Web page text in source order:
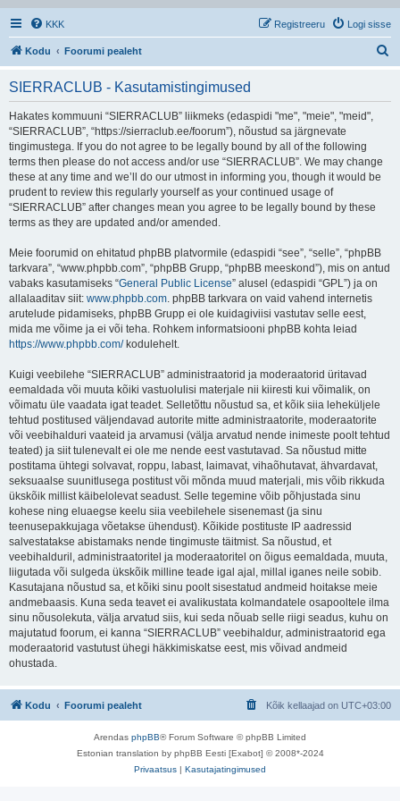
KKK Logi sisse
Registreeru
Kodu Foorumi pealeht
SIERRACLUB - Kasutamistingimused
Hakates kommuuni “SIERRACLUB” liikmeks (edaspidi "me", "meie", "meid",
“SIERRACLUB”, “https://sierraclub.ee/foorum”), nõustud sa järgnevate
tingimustega. If you do not agree to be legally bound by all of the following
terms then please do not access and/or use “SIERRACLUB”. We may change
these at any time and we’ll do our utmost in informing you, though it would be
prudent to review this regularly yourself as your continued usage of
“SIERRACLUB” after changes mean you agree to be legally bound by these
terms as they are updated and/or amended.
Meie foorumid on ehitatud phpBB platvormile (edaspidi “see”, “selle”, “phpBB
tarkvara”, “www.phpbb.com”, “phpBB Grupp, “phpBB meeskond”), mis on antud
vabaks kasutamiseks “General Public License” alusel (edaspidi “GPL”) ja on
allalaaditav siit: www.phpbb.com. phpBB tarkvara on vaid vahend internetis
arutelude pidamiseks, phpBB Grupp ei ole kuidagiviisi vastutav selle eest,
mida me võime ja ei või teha. Rohkem informatsiooni phpBB kohta leiad
https://www.phpbb.com/kodulehelt.
Kuigi veebilehe “SIERRACLUB” administraatorid ja moderaatorid üritavad
eemaldada või muuta kõiki vastuolulisi materjale nii kiiresti kui võimalik, on
võimatu üle vaadata igat teadet. Selletõttu nõustud sa, et kõik siia leheküljele
tehtud postitused väljendavad autorite mitte administraatorite, moderaatorite
või veebihalduri vaateid ja arvamusi (välja arvatud nende inimeste poolt tehtud
teated) ja siit tulenevalt ei ole me nende eest vastutavad. Sa nõustud mitte
postitama ühtegi solvavat, roppu, labast, laimavat, vihaõhutavat, ähvardavat,
seksuaalse suunitlusega postitust või mõnda muud materjali, mis võib rikkuda
ükskõik millist käibelolevat seadust. Selle tegemine võib põhjustada sinu
kohese ning eluaegse keelu siia veebilehele sisenemast (ja sinu
teenusepakkujaga võetakse ühendust). Kõikide postituste IP aadressid
salvestatakse abistamaks nende tingimuste täitmist. Sa nõustud, et
veebihalduril, administraatoritel ja moderaatoritel on õigus eemaldada, muuta,
liigutada või sulgeda ükskõik milline teade igal ajal, millal iganes neile sobib.
Kasutajana nõustud sa, et kõiki sinu poolt sisestatud andmeid hoitakse meie
andmebaasis. Kuna seda teavet ei avalikustata kolmandatele osapooltele ilma
sinu nõusolekuta, välja arvatud siis, kui seda nõuab selle riigi seadus, kuhu on
majutatud foorum, ei kanna “SIERRACLUB” veebihaldur, administraatorid ega
moderaatorid vastutust ühegi häkkimiskatse eest, mis võivad andmeid
ohustada.
Kodu Foorumi pealeht Kõik kellaajad on UTC+03:00
Arendas phpBB® Forum Software © phpBB Limited
Estonian translation by phpBB Eesti [Exabot] © 2008*-2024
Privaatsus | Kasutajatingimused